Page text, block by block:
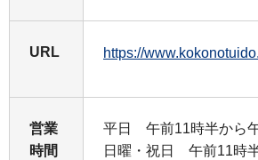
URL https://
営業
時間
平日 午前11時半から
日曜・祝日 午前11時